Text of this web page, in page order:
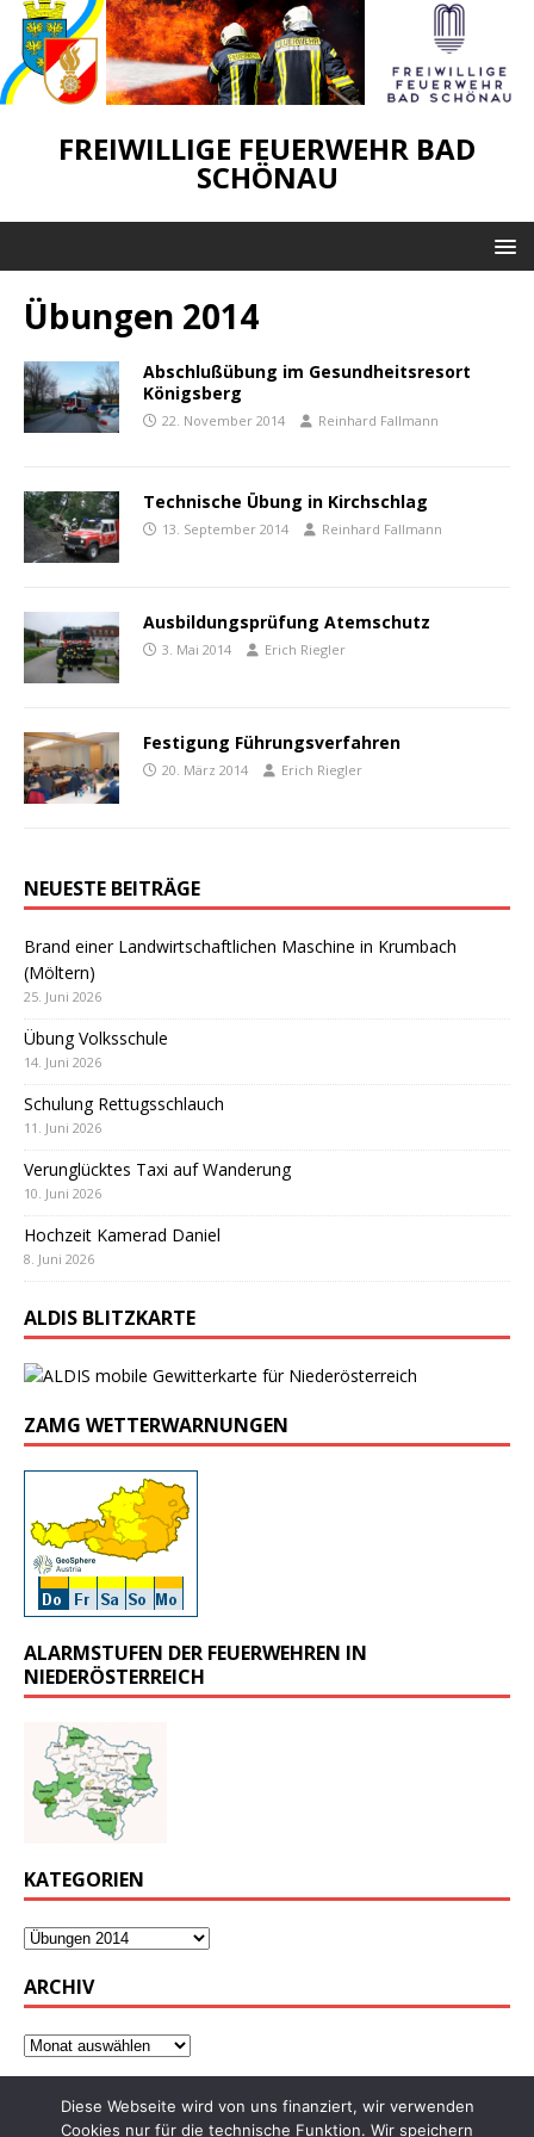
FREIWILLIGE FEUERWEHR BAD
SCHÖNAU
Übungen 2014
Abschlußübung im Gesundheitsresort
Königsberg
22. November 2014 Reinhard Fallmann
Technische Übung in Kirchschlag
13. September 2014 Reinhard Fallmann
Ausbildungsprüfung Atemschutz
3. Mai 2014 Erich Riegler
Festigung Führungsverfahren
20. März 2014 Erich Riegler
NEUESTE BEITRÄGE
Brand einer Landwirtschaftlichen Maschine in Krumbach
(Möltern)
25. Juni 2026
Übung Volksschule
14. Juni 2026
Schulung Rettugsschlauch
11. Juni 2026
Verunglücktes Taxi auf Wanderung
10. Juni 2026
Hochzeit Kamerad Daniel
8. Juni 2026
ALDIS BLITZKARTE
ZAMG WETTERWARNUNGEN
ALARMSTUFEN DER FEUERWEHREN IN
NIEDERÖSTERREICH
KATEGORIEN
ARCHIV
Diese Webseite wird von uns finanziert, wir verwenden
Cookies nur für die technische Funktion. Wir speichern